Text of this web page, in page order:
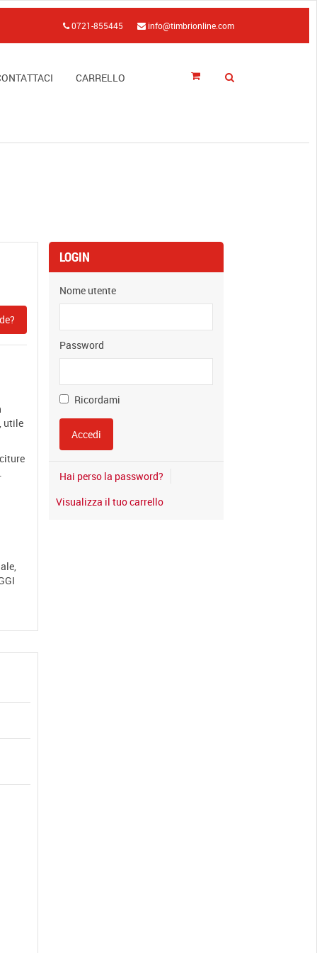
info@timbrionline.com
0721-855445
CARRELLO
utile
LOGIN
Nome utente
Password
Ricordami
Hai perso la password?
Visualizza il tuo carrello